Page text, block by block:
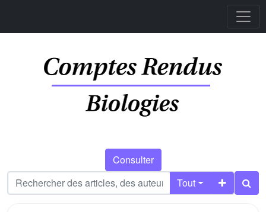
Consulter
Tout